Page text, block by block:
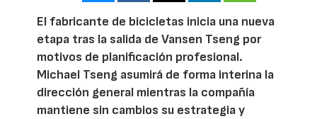
El fabricante de bicicletas inicia una nueva
etapa tras la salida de Vansen Tseng por
motivos de planificación profesional.
Michael Tseng asumirá de forma interina la
dirección general mientras la compañía
mantiene sin cambios su estrategia y